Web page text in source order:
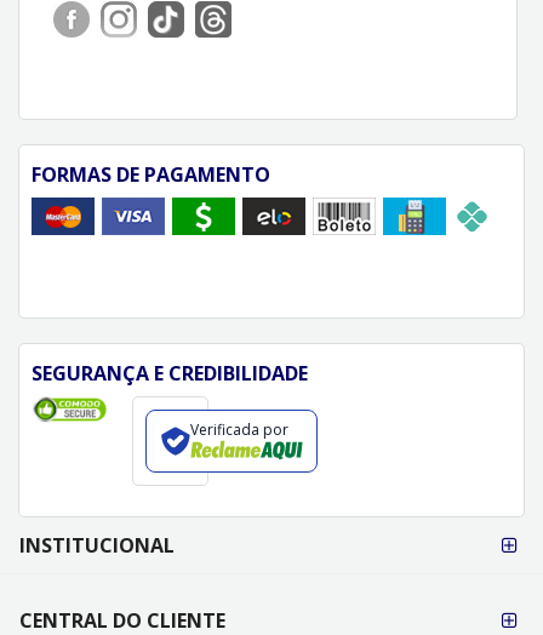
FORMAS DE PAGAMENTO
SEGURANÇA E CREDIBILIDADE
Verificada por
FORMAS DE
PAGAMENTO
INSTITUCIONAL
CENTRAL DO CLIENTE